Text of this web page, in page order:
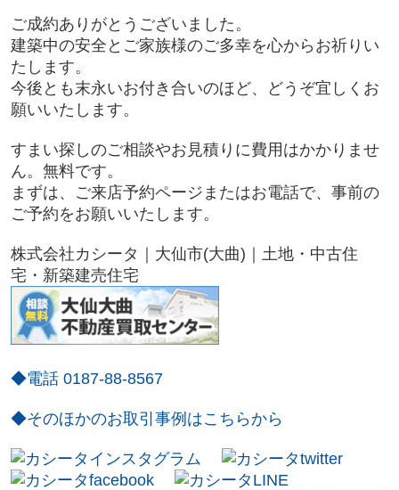
ご成約ありがとうございました。
建築中の安全とご家族様のご多幸を心からお祈りい
たします。
今後とも末永いお付き合いのほど、どうぞ宜しくお
願いいたします。
すまい探しのご相談やお見積りに費用はかかりませ
ん。無料です。
まずは、ご来店予約ページまたはお電話で、事前の
ご予約をお願いいたします。
株式会社カシータ｜大仙市(大曲)｜土地・中古住
宅・新築建売住宅
◆電話 0187-88-8567
◆そのほかのお取引事例はこちらから